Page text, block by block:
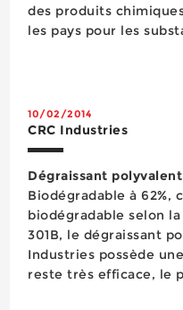
des produits
les pays pour les
10/02/2014
CRC Industries
Dégraissant polyvalent
Biodégradable à 62%,
biodégradable selon
301B, le dégraissant
Industries possède
reste très efficace, le